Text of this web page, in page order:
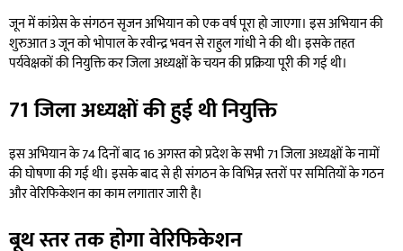
जून में कांग्रेस के संगठन सृजन अभियान को एक वर्ष पूरा हो जाएगा। इस अभियान की
शुरुआत 3 जून को भोपाल के रवीन्द्र भवन से राहुल गांधी ने की थी। इसके तहत
पर्यवेक्षकों की नियुक्ति कर जिला अध्यक्षों के चयन की प्रक्रिया पूरी की गई थी।
71 जिला अध्यक्षों की हुई थी नियुक्ति
इस अभियान के 74 दिनों बाद 16 अगस्त को प्रदेश के सभी 71 जिला अध्यक्षों के नामों
की घोषणा की गई थी। इसके बाद से ही संगठन के विभिन्न स्तरों पर समितियों के गठन
और वेरिफिकेशन का काम लगातार जारी है।
बूथ स्तर तक होगा वेरिफिकेशन